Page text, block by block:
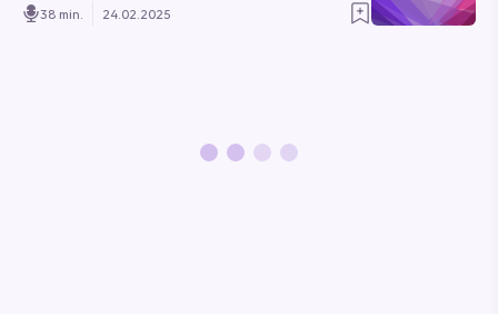
38 min. 24.02.2025